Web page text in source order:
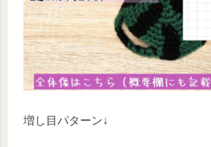
増し目パターン↓